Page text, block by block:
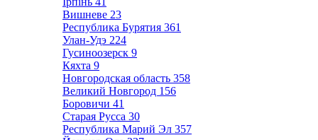
Вишневе 23
Республика Бурятия 361
Улан-Удэ 224
Гусиноозерск 9
Кяхта 9
Новгородская область 358
Великий Новгород 156
Боровичи 41
Старая Русса 30
Республика Марий Эл 357